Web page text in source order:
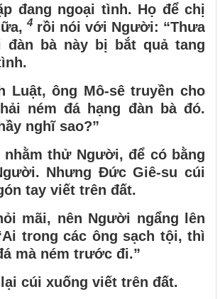
đang ngoại tình. Họ để chị
4 rồi nói với Người: “Thưa
đàn bà này bị bắt quả tang
Luật, ông Mô-sê truyền cho
ném đá hạng đàn bà đó.
nghĩ sao?”
nhằm thử Người, để có bằng
Nhưng Đức Giê-su cúi
tay viết trên đất.
mãi, nên Người ngẩng lên
trong các ông sạch tội, thì
mà ném trước đi.”
cúi xuống viết trên đất.